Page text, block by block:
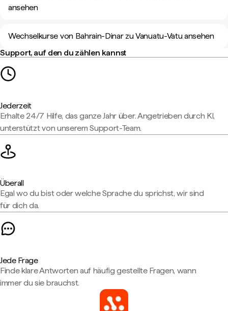
ansehen
Wechselkurse von Bahrain-Dinar zu Vanuatu-Vatu ansehen
Support, auf den du zählen kannst
Jederzeit
Erhalte 24/7 Hilfe, das ganze Jahr über. Angetrieben durch KI,
unterstützt von unserem Support-Team.
Überall
Egal wo du bist oder welche Sprache du sprichst, wir sind
für dich da.
Jede Frage
Finde klare Antworten auf häufig gestellte Fragen, wann
immer du sie brauchst.